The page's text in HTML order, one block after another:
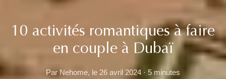
10 activités romantiques à faire
en couple à Dubaï
Par Nehome, le 26 avril 2024 · 5 minutes